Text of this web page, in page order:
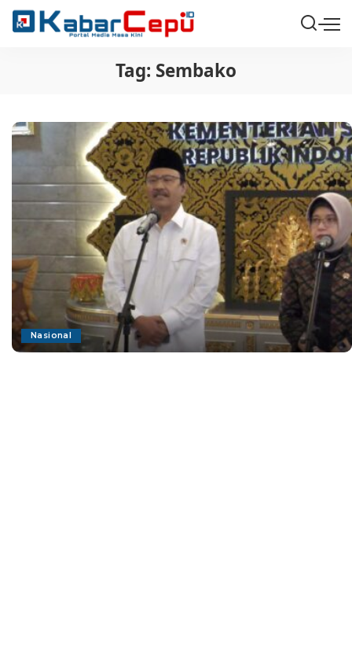
Tag: Sembako
Nasional